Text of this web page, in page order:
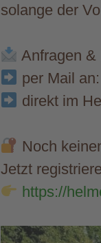
solange der
Anfragen &
per Mail an:
direkt im
Noch
Jetzt
https://